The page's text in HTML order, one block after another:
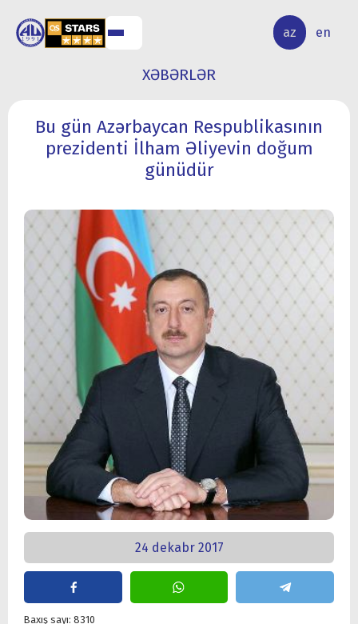
az en
ELMİ
TƏDQİQAT
XƏBƏRLƏR
Bu gün Azərbaycan Respublikasının
prezidenti İlham Əliyevin doğum
günüdür
24 dekabr 2017
Baxış sayı: 8310